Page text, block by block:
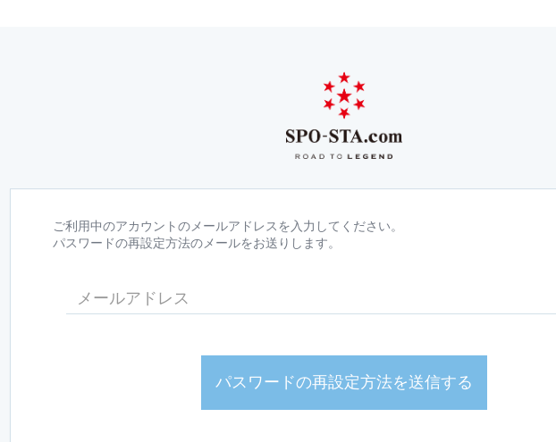
ご利用中のアカウントのメールアドレスを入力してください。
パスワードの再設定方法のメールをお送りします。
パスワードの再設定方法を送信する